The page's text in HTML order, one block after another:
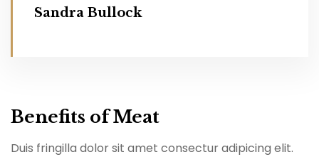
Sandra Bullock
Benefits of Meat
Duis fringilla dolor sit amet consectur adipicing elit.